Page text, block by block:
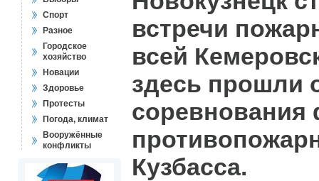
Спорт
Разное
Городское
хозяйство
Новации
Здоровье
Протесты
Погода, климат
Вооружённые
конфликты
встречи
всей
здесь прошли
Кузбасса.